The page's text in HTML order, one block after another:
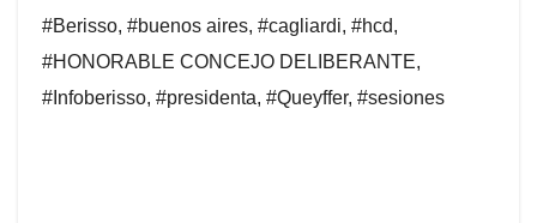
#Berisso, #buenos aires, #cagliardi, #hcd,
#HONORABLE CONCEJO DELIBERANTE,
#Infoberisso, #presidenta, #Queyffer, #sesiones